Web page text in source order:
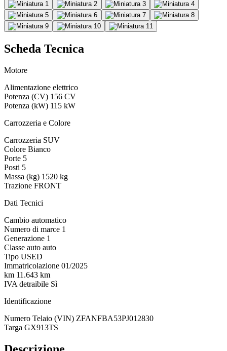
Scheda Tecnica
Motore
Alimentazione elettrico
Potenza (CV) 156 CV
Potenza (kW) 115 kW
Carrozzeria e Colore
Carrozzeria SUV
Colore Bianco
Porte 5
Posti 5
Massa (kg) 1520 kg
Trazione FRONT
Dati Tecnici
Cambio automatico
Numero di marce 1
Generazione 1
Classe auto auto
Tipo USED
Immatricolazione 01/2025
km 11.643 km
IVA detraibile Sì
Identificazione
Numero Telaio (VIN) ZFANFBA53PJ012830
Targa GX913TS